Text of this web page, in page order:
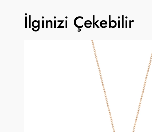
İlginizi Çekebilir